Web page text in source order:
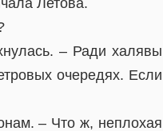
Летова.
– Ради халявы
очередях. Если
– Что ж, неплохая